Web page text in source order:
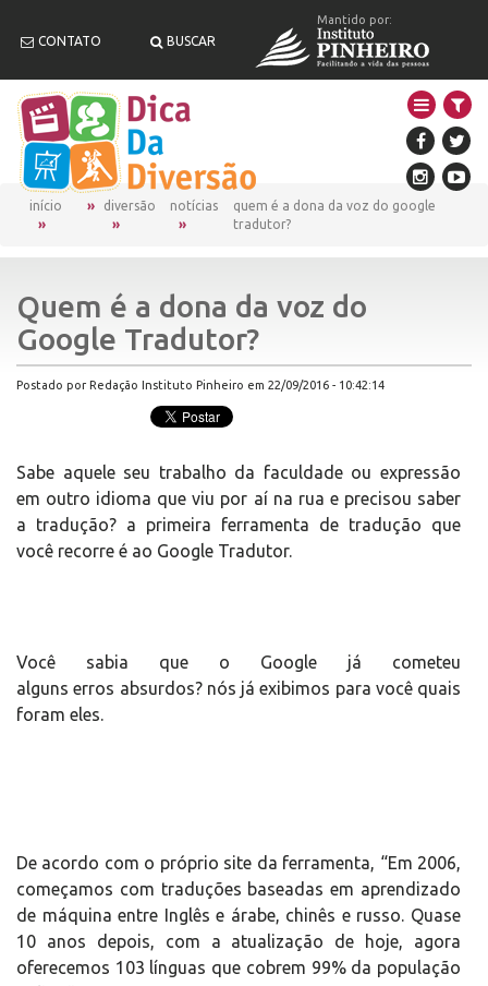
CONTATO BUSCAR
Mantido por:
início diversão notícias
quem é a dona da voz do google
tradutor?
Quem é a dona da voz do
Google Tradutor?
Postado por Redação Instituto Pinheiro em 22/09/2016 - 10:42:14
Sabe aquele seu trabalho da faculdade ou expressão
em outro idioma que viu por aí na rua e precisou saber
a tradução? a primeira ferramenta de tradução que
você recorre é ao Google Tradutor.
Você sabia que o Google já cometeu
alguns erros absurdos? nós já exibimos para você quais
foram eles.
De acordo com o próprio site da ferramenta, “Em 2006,
começamos com traduções baseadas em aprendizado
de máquina entre Inglês e árabe, chinês e russo. Quase
10 anos depois, com a atualização de hoje, agora
oferecemos 103 línguas que cobrem 99% da população